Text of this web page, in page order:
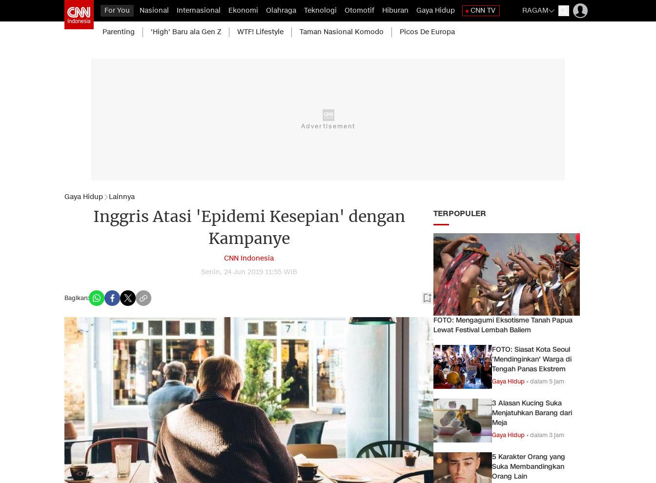
For You Nasional Internasional Ekonomi Olahraga Teknologi Otomotif Hiburan Gaya Hidup CNN TV RAGAM
Parenting 'High' Baru ala Gen Z WTF! Lifestyle Taman Nasional Komodo Picos De Europa
Gaya Hidup Lainnya
Inggris Atasi 'Epidemi Kesepian' dengan
Kampanye
CNN Indonesia
Senin, 24 Jun 2019 11:55 WIB
Bagikan:
TERPOPULER
FOTO: Mengagumi Eksotisme Tanah Papua
Lewat Festival Lembah Baliem
FOTO: Siasat Kota Seoul
'Mendinginkan' Warga di
Tengah Panas Ekstrem
Gaya Hidup •dalam 5 jam
3 Alasan Kucing Suka
Menjatuhkan Barang dari
Meja
Gaya Hidup •dalam 3 jam
5 Karakter Orang yang
Suka Membandingkan
Orang Lain